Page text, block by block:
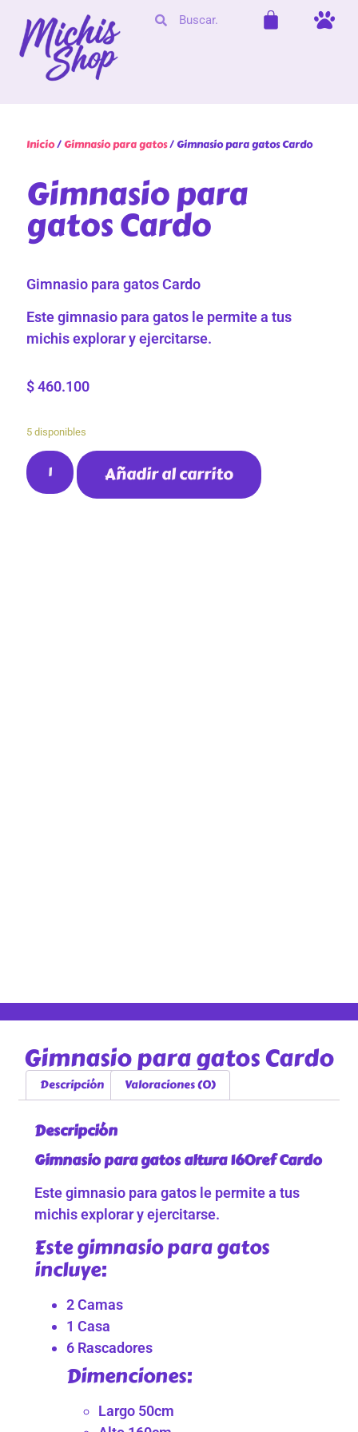
Inicio/Gimnasio para gatos/ Gimnasio para gatos Cardo
Gimnasio para
gatos Cardo
Gimnasio para gatos Cardo
Este gimnasio para gatos le permite a tus
michis explorar y ejercitarse.
$ 460.100
5 disponibles
Añadir al carrito
Gimnasio para gatos Cardo
Descripción Valoraciones (0)
Descripción
Gimnasio para gatos altura 160ref Cardo
Este gimnasio para gatos le permite a tus
michis explorar y ejercitarse.
Este gimnasio para gatos
incluye:
2 Camas
1 Casa
6 Rascadores
Dimenciones:
Largo 50cm